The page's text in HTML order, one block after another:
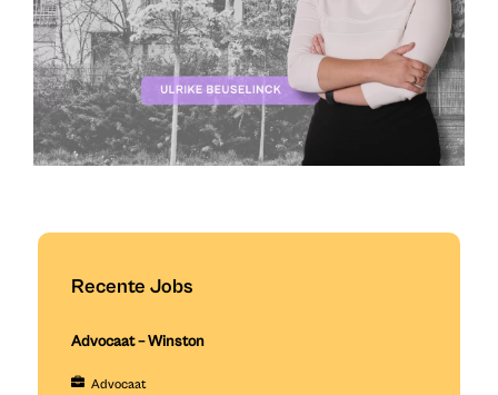
Recente Jobs
Advocaat – Winston
Advocaat